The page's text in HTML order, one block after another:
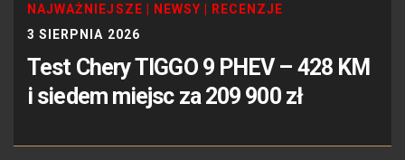
NAJWAŻNIEJSZE NEWSY
RECENZJE
3 SIERPNIA 2026
Test Chery TIGGO 9 PHEV – 428 KM
i siedem miejsc za 209 900 zł